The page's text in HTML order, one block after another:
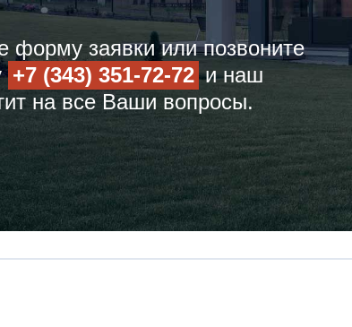
форму заявки или позвоните
+7 (343) 351-72-72и наш
на все Ваши вопросы.